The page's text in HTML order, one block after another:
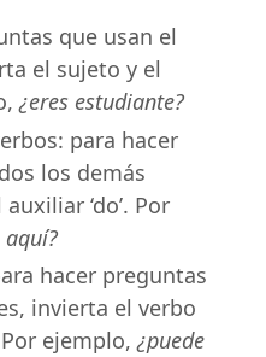
que usan el
el sujeto y el
¿eres estudiante?
para hacer
los demás
‘do’. Por
hacer preguntas
invierta el verbo
ejemplo,¿puede